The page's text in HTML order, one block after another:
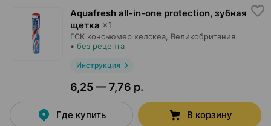
Aquafresh all-in-one protection, зубная
щетка ×1
ГСК консьюмер хелскеа , Великобритания
• без рецепта
Инструкция
6,25 — 7,76 р.
Где купить В корзину